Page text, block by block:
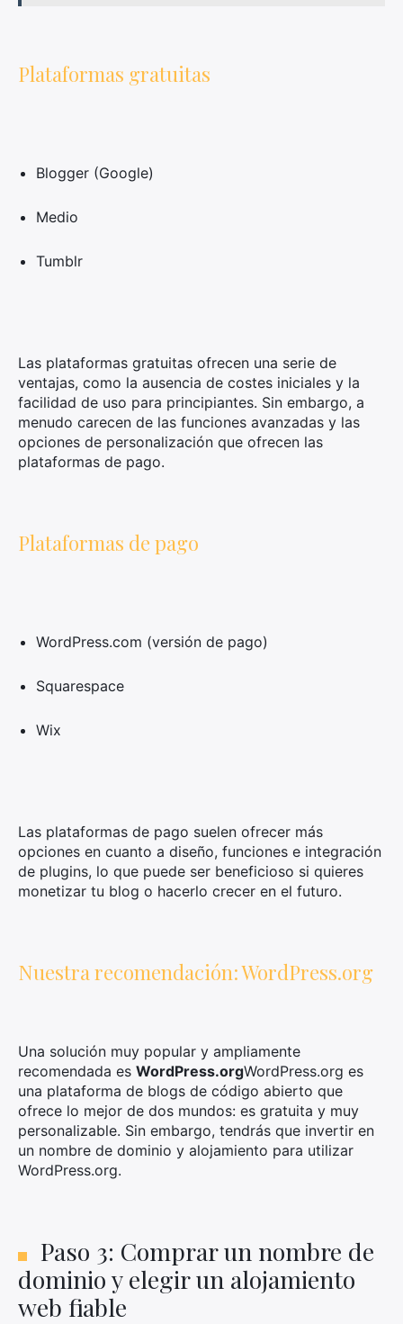
Plataformas gratuitas
Blogger (Google)
Medio
Tumblr
Las plataformas gratuitas ofrecen una serie de
ventajas, como la ausencia de costes iniciales y la
facilidad de uso para principiantes. Sin embargo, a
menudo carecen de las funciones avanzadas y las
opciones de personalización que ofrecen las
plataformas de pago.
Plataformas de pago
WordPress.com (versión de pago)
Squarespace
Wix
Las plataformas de pago suelen ofrecer más
opciones en cuanto a diseño, funciones e integración
de plugins, lo que puede ser beneficioso si quieres
monetizar tu blog o hacerlo crecer en el futuro.
Nuestra recomendación: WordPress.org
Una solución muy popular y ampliamente
recomendada es WordPress.orgWordPress.org es
una plataforma de blogs de código abierto que
ofrece lo mejor de dos mundos: es gratuita y muy
personalizable. Sin embargo, tendrás que invertir en
un nombre de dominio y alojamiento para utilizar
WordPress.org.
Paso 3: Comprar un nombre de
dominio y elegir un alojamiento
web fiable